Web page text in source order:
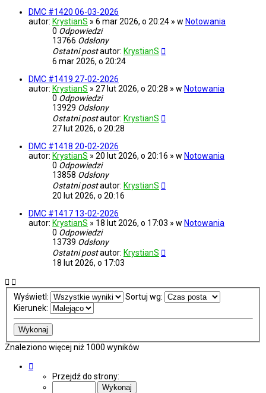
DMC #1420 06-03-2026
autor: KrystianS » 6 mar 2026, o 20:24 » w Notowania
0 Odpowiedzi
13766 Odsłony
Ostatni postautor: KrystianS
6 mar 2026, o 20:24
DMC #1419 27-02-2026
autor: KrystianS » 27 lut 2026, o 20:28 » w Notowania
0 Odpowiedzi
13929 Odsłony
Ostatni postautor: KrystianS
27 lut 2026, o 20:28
DMC #1418 20-02-2026
autor: KrystianS » 20 lut 2026, o 20:16 » w Notowania
0 Odpowiedzi
13858 Odsłony
Ostatni postautor: KrystianS
20 lut 2026, o 20:16
DMC #1417 13-02-2026
autor: KrystianS » 18 lut 2026, o 17:03 » w Notowania
0 Odpowiedzi
13739 Odsłony
Ostatni postautor: KrystianS
18 lut 2026, o 17:03
Wyświetl:
Sortuj wg:
Kierunek:
Znaleziono więcej niż 1000 wyników
Przejdź do strony: